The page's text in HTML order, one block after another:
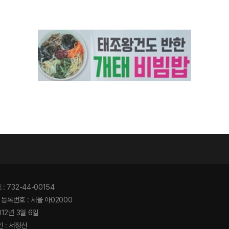
: 732-44-00154
등록번호 : 서울 아02000
년 3월 6일
: 서정선